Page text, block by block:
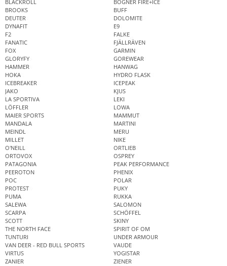
BLACKROLL
BOGNER FIRE+ICE
BROOKS
BUFF
DEUTER
DOLOMITE
DYNAFIT
E9
F2
FALKE
FANATIC
FJÄLLRÄVEN
FOX
GARMIN
GLORYFY
GOREWEAR
HAMMER
HANWAG
HOKA
HYDRO FLASK
ICEBREAKER
ICEPEAK
JAKO
KJUS
LA SPORTIVA
LEKI
LÖFFLER
LOWA
MAIER SPORTS
MAMMUT
MANDALA
MARTINI
MEINDL
MERU
MILLET
NIKE
O'NEILL
ORTLIEB
ORTOVOX
OSPREY
PATAGONIA
PEAK PERFORMANCE
PEEROTON
PHENIX
POC
POLAR
PROTEST
PUKY
PUMA
RUKKA
SALEWA
SALOMON
SCARPA
SCHÖFFEL
SCOTT
SKINY
THE NORTH FACE
SPIRIT OF OM
TUNTURI
UNDER ARMOUR
VAN DEER - RED BULL SPORTS
VAUDE
VIRTUS
YOGISTAR
ZANIER
ZIENER